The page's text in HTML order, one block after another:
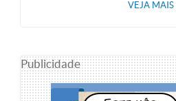
VEJA MAIS
Publicidade